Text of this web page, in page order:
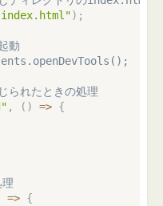
) ;
動
られたときの処理
, ( ) => {
=> {